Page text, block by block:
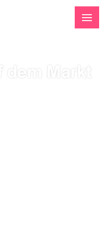
dem Markt